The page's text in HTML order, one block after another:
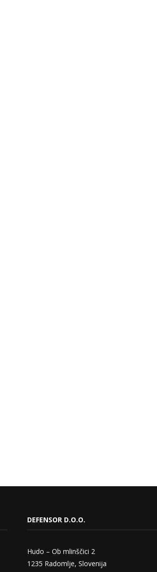
DEFENSOR D.O.O.
Hudo – Ob mlinščici 2
1235 Radomlje, Slovenija